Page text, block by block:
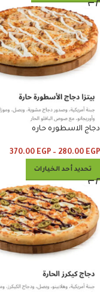
دجاج الاسطوره حاره
280.00 EGP
–
370.00 EGP
تحديد أحد الخيارات